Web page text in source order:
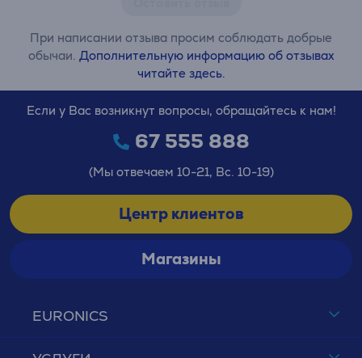
При написании отзыва просим соблюдать добрые
обычаи. Дополнительную информацию об отзывах
читайте здесь.
EURONICS
Если у Вас возникнут вопросы, обращайтесь к нам!
67 555 888
(Мы отвечаем 10-21, Вс. 10-19)
Центр клиентов
Магазины